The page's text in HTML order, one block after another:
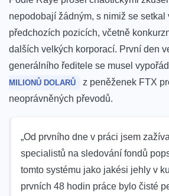
nepodobají žádným, s nimiž se setkal
předchozích pozicích, včetně
dalších velkých korporací. První den
generálního ředitele se musel
MILIONŮ DOLARŮ
z peněženek FTX
neoprávněných převodů.
„Od prvního dne v práci jsem
specialistů na sledování fondů
tomto systému jako jakési jehly v
prvních 48 hodin práce bylo čisté